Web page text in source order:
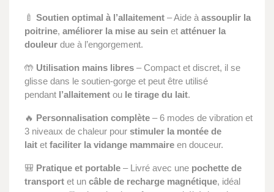
🍼 Soutien optimal à l’allaitement – Aide à assouplir la
poitrine, améliorer la mise au sein et atténuer la
douleur due à l’engorgement.
🤲 Utilisation mains libres – Compact et discret, il se
glisse dans le soutien-gorge et peut être utilisé
pendant l’allaitement ou le tirage du lait.
🔥 Personnalisation complète – 6 modes de vibration et
3 niveaux de chaleur pour stimuler la montée de
lait et faciliter la vidange mammaire en douceur.
🎒 Pratique et portable – Livré avec une pochette de
transport et un câble de recharge magnétique, idéal